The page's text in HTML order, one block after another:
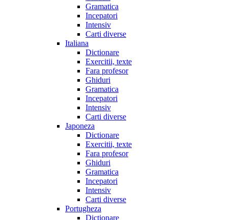
Gramatica
Incepatori
Intensiv
Carti diverse
Italiana
Dictionare
Exercitii, texte
Fara profesor
Ghiduri
Gramatica
Incepatori
Intensiv
Carti diverse
Japoneza
Dictionare
Exercitii, texte
Fara profesor
Ghiduri
Gramatica
Incepatori
Intensiv
Carti diverse
Portugheza
Dictionare